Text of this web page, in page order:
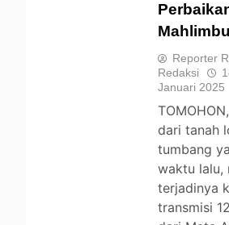
Reporter
Redaksi
Januari 2025
dari tanah
tumbang
waktu lalu,
terjadinya
transmisi